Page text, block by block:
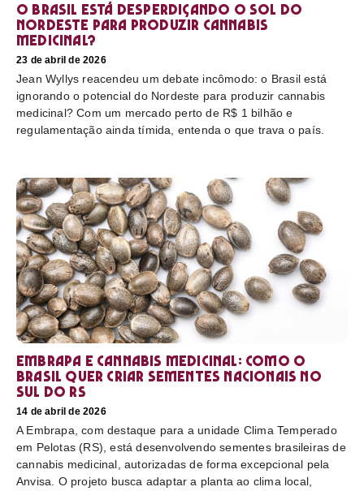
O Brasil está desperdiçando o sol do
nordeste para produzir cannabis
medicinal?
23 de abril de 2026
Jean Wyllys reacendeu um debate incômodo: o Brasil está
ignorando o potencial do Nordeste para produzir cannabis
medicinal? Com um mercado perto de R$ 1 bilhão e
regulamentação ainda tímida, entenda o que trava o país.
Embrapa e cannabis medicinal: como o
Brasil quer criar sementes nacionais no
sul do RS
14 de abril de 2026
A Embrapa, com destaque para a unidade Clima Temperado
em Pelotas (RS), está desenvolvendo sementes brasileiras de
cannabis medicinal, autorizadas de forma excepcional pela
Anvisa. O projeto busca adaptar a planta ao clima local,